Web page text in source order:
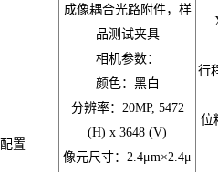
配置
成像耦合光路附件，样
品测试夹具
相机参数：
颜色：黑白
分辨率：20MP, 5472
(H) x 3648 (V)
像元尺寸：2.4μm×2.4μ
行
位